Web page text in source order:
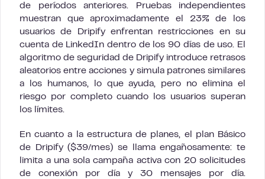
de períodos anteriores. Pruebas independientes
muestran que aproximadamente el 23% de los
usuarios de Dripify enfrentan restricciones en su
cuenta de LinkedIn dentro de los 90 días de uso. El
algoritmo de seguridad de Dripify introduce retrasos
aleatorios entre acciones y simula patrones similares
a los humanos, lo que ayuda, pero no elimina el
riesgo por completo cuando los usuarios superan
los límites.
En cuanto a la estructura de planes, el plan Básico
de Dripify ($39/mes) se llama engañosamente: te
limita a una sola campaña activa con 20 solicitudes
de conexión por día y 30 mensajes por día.